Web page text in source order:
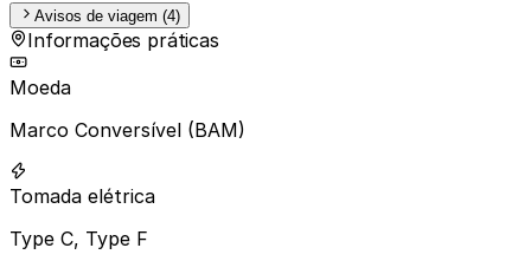
Avisos de viagem (4)
Informações práticas
Moeda
Marco Conversível (BAM)
Tomada elétrica
Type C, Type F